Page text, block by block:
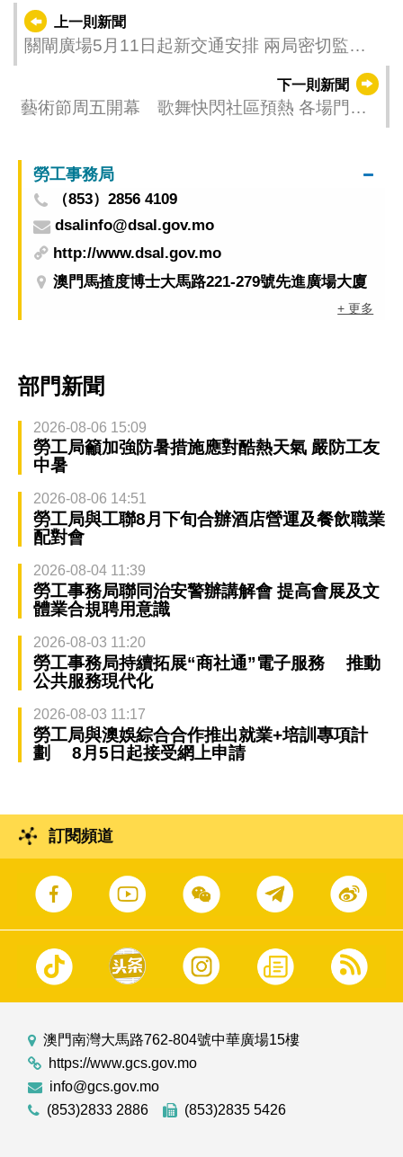
上一則新聞
關閘廣場5月11日起新交通安排 兩局密切監察
下一則新聞
藝術節周五開幕 歌舞快閃社區預熱 各場門票
勞工事務局
（853）2856 4109
dsalinfo@dsal.gov.mo
http://www.dsal.gov.mo
澳門馬揸度博士大馬路221-279號先進廣場大廈
+ 更多
部門新聞
2026-08-06 15:09
勞工局籲加強防暑措施應對酷熱天氣 嚴防工友
中暑
2026-08-06 14:51
勞工局與工聯8月下旬合辦酒店營運及餐飲職業
配對會
2026-08-04 11:39
勞工事務局聯同治安警辦講解會 提高會展及文
體業合規聘用意識
2026-08-03 11:20
勞工事務局持續拓展“商社通”電子服務 推動
公共服務現代化
2026-08-03 11:17
勞工局與澳娛綜合合作推出就業+培訓專項計
劃 8月5日起接受網上申請
訂閱頻道
澳門南灣大馬路762-804號中華廣場15樓
https://www.gcs.gov.mo
info@gcs.gov.mo
(853)2833 2886
(853)2835 5426